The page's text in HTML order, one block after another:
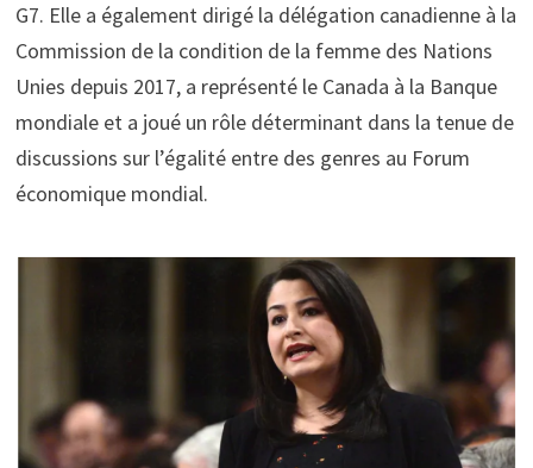
G7. Elle a également dirigé la délégation canadienne à la
Commission de la condition de la femme des Nations
Unies depuis 2017, a représenté le Canada à la Banque
mondiale et a joué un rôle déterminant dans la tenue de
discussions sur l’égalité entre des genres au Forum
économique mondial.